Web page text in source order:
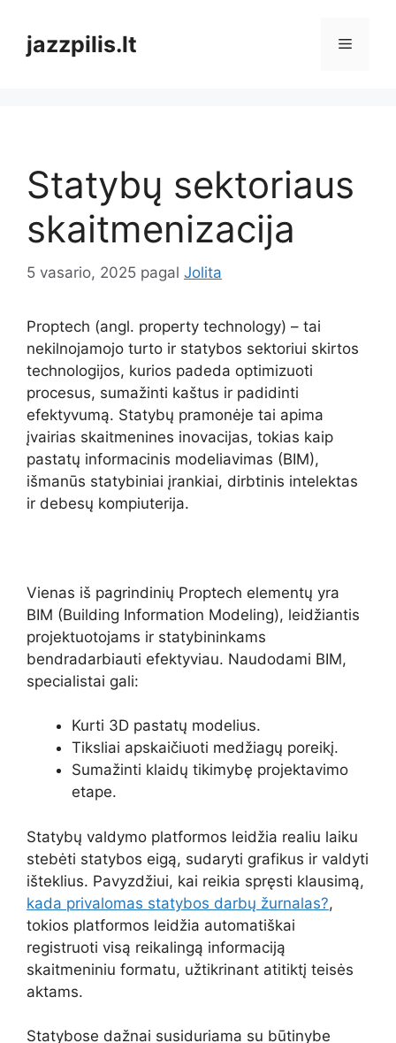
turiniojazzpilis.lt Meniu
Statybų sektoriaus
skaitmenizacija
5 vasario, 2025 pagal Jolita
Proptech (angl. property technology) – tai
nekilnojamojo turto ir statybos sektoriui skirtos
technologijos, kurios padeda optimizuoti
procesus, sumažinti kaštus ir padidinti
efektyvumą. Statybų pramonėje tai apima
įvairias skaitmenines inovacijas, tokias kaip
pastatų informacinis modeliavimas (BIM),
išmanūs statybiniai įrankiai, dirbtinis intelektas
ir debesų kompiuterija.
Vienas iš pagrindinių Proptech elementų yra
BIM (Building Information Modeling), leidžiantis
projektuotojams ir statybininkams
bendradarbiauti efektyviau. Naudodami BIM,
specialistai gali:
Kurti 3D pastatų modelius.
Tiksliai apskaičiuoti medžiagų poreikį.
Sumažinti klaidų tikimybę projektavimo
etape.
Statybų valdymo platformos leidžia realiu laiku
stebėti statybos eigą, sudaryti grafikus ir valdyti
išteklius. Pavyzdžiui, kai reikia spręsti klausimą,
kada privalomas statybos darbų žurnalas?,
tokios platformos leidžia automatiškai
registruoti visą reikalingą informaciją
skaitmeniniu formatu, užtikrinant atitiktį teisės
aktams.
Statybose dažnai susiduriama su būtinybe